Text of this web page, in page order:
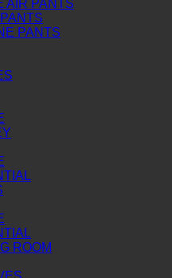
AIR PANTS
PANTS
ROOM